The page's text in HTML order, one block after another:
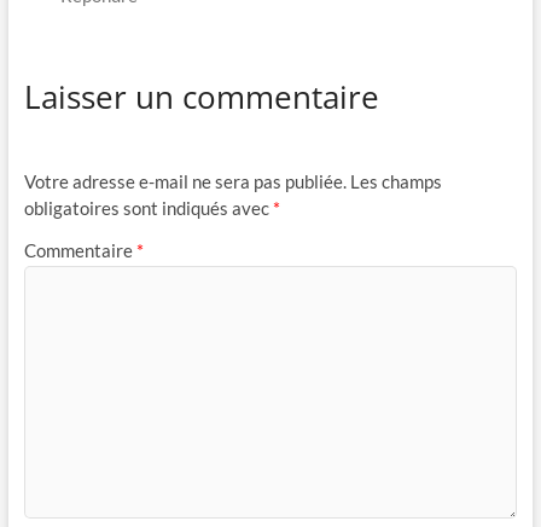
Laisser un commentaire
Votre adresse e-mail ne sera pas publiée. Les champs
obligatoires sont indiqués avec *
Commentaire *